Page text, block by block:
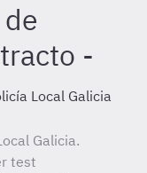
-
Local Galicia
Galicia.
test